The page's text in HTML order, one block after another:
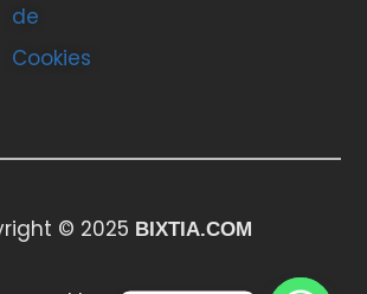
de
Cookies
© 2025 BIXTIA.COM